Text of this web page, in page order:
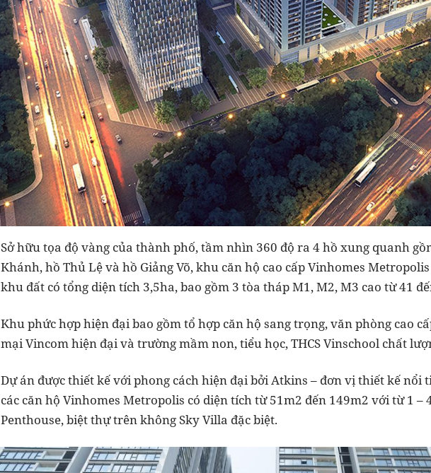
Sở hữu tọa độ vàng của thành phố, tầm nhìn 360 độ ra 4 hồ xung quanh
Khánh, hồ Thủ Lệ và hồ Giảng Võ, khu căn hộ cao cấp Vinhomes
khu đất có tổng diện tích 3,5ha, bao gồm 3 tòa tháp M1, M2, M3 cao từ 41
Khu phức hợp hiện đại bao gồm tổ hợp căn hộ sang trọng, văn phòng cao
mại Vincom hiện đại và trường mầm non, tiểu học, THCS Vinschool chất
Dự án được thiết kế với phong cách hiện đại bởi Atkins – đơn vị thiết kế nổi
các căn hộ Vinhomes Metropolis có diện tích từ 51m2 đến 149m2 với từ 1 –
Penthouse, biệt thự trên không Sky Villa đặc biệt.